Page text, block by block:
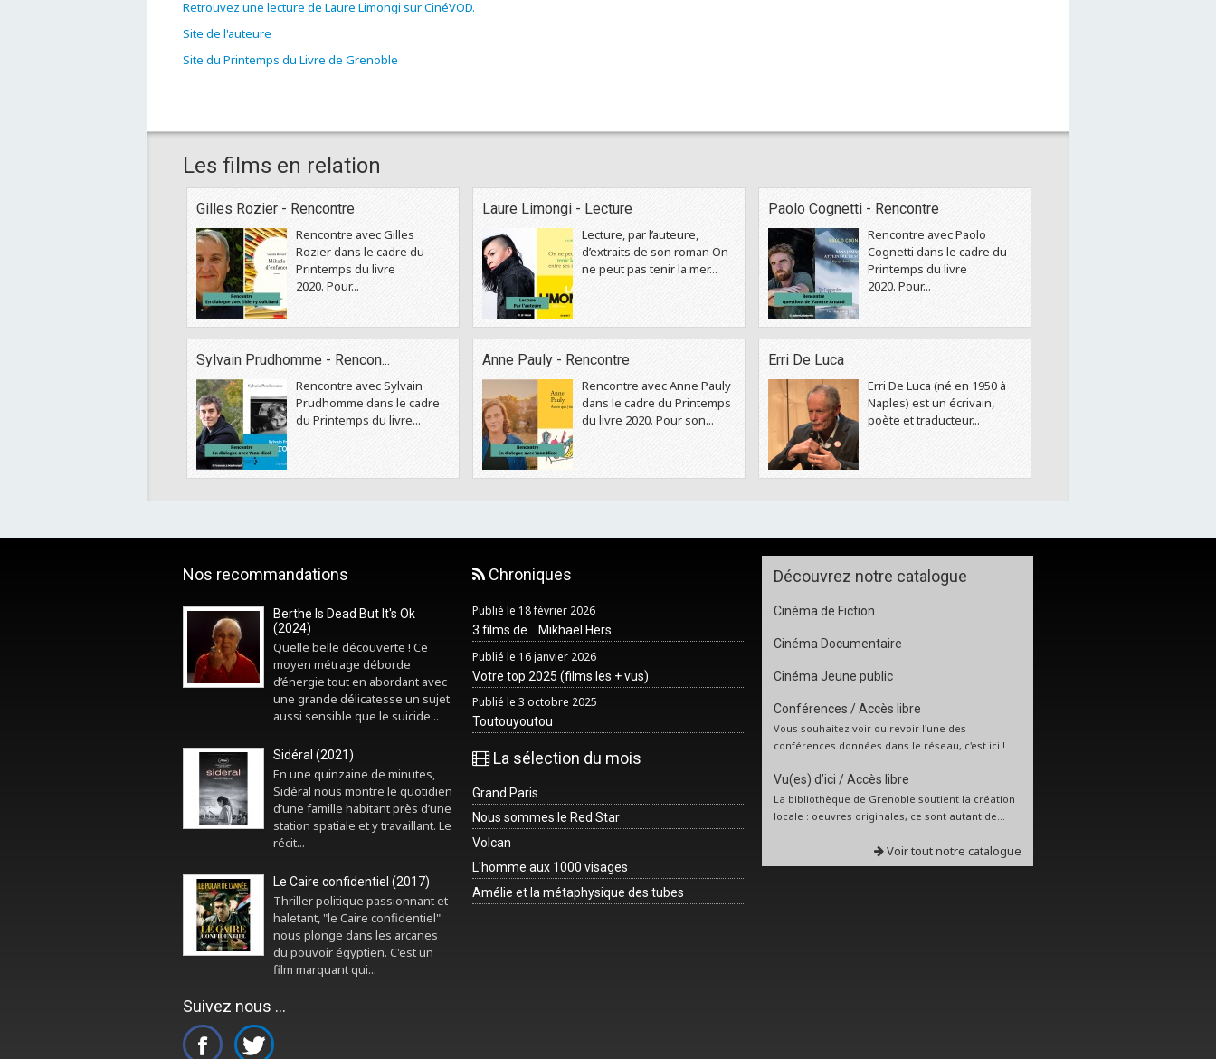
Retrouvez une lecture de Laure Limongi sur CinéVOD.
Site de l'auteure
Site du Printemps du Livre de Grenoble
Les films en relation
Gilles Rozier - Rencontre
Rencontre avec Gilles
Rozier dans le cadre du
Printemps du livre
2020. Pour...
Laure Limongi - Lecture
Lecture, par l’auteure,
d’extraits de son roman On
ne peut pas tenir la mer...
Paolo Cognetti - Rencontre
Rencontre avec Paolo
Cognetti dans le cadre du
Printemps du livre
2020. Pour...
Sylvain Prudhomme - Rencon...
Rencontre avec Sylvain
Prudhomme dans le cadre
du Printemps du livre...
Anne Pauly - Rencontre
Rencontre avec Anne Pauly
dans le cadre du Printemps
du livre 2020. Pour son...
Erri De Luca
Erri De Luca (né en 1950 à
Naples) est un écrivain,
poète et traducteur...
Nos recommandations
Berthe Is Dead But It's Ok
(2024)
Quelle belle découverte ! Ce
moyen métrage déborde
d’énergie tout en abordant avec
une grande délicatesse un sujet
aussi sensible que le suicide...
Sidéral (2021)
En une quinzaine de minutes,
Sidéral nous montre le quotidien
d’une famille habitant près d’une
station spatiale et y travaillant. Le
récit...
Le Caire confidentiel (2017)
Thriller politique passionnant et
haletant, "le Caire confidentiel"
nous plonge dans les arcanes
du pouvoir égyptien. C'est un
film marquant qui...
Suivez nous ...
Chroniques
Publié le 18 février 2026
3 films de... Mikhaël Hers
Publié le 16 janvier 2026
Votre top 2025 (films les + vus)
Publié le 3 octobre 2025
Toutouyoutou
La sélection du mois
Grand Paris
Nous sommes le Red Star
Volcan
L'homme aux 1000 visages
Amélie et la métaphysique des tubes
Découvrez notre catalogue
Cinéma de Fiction
Cinéma Documentaire
Cinéma Jeune public
Conférences / Accès libre
Vous souhaitez voir ou revoir l'une des
conférences données dans le réseau, c'est ici !
Vu(es) d’ici / Accès libre
La bibliothèque de Grenoble soutient la création
locale : oeuvres originales, ce sont autant de...
Voir tout notre catalogue